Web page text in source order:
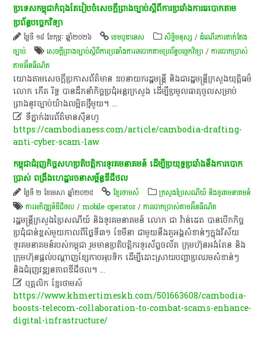
ប្រទេសកម្ពុជាកំពុងតែរៀបចំ​សេចក្ដីព្រាងច្បាប់ស្ដីពីការប្រឆាំងការឆបោកតាម
ប្រព័ន្ធបច្ចេកវិទ្យា
ថ្ងៃទី ១៨ ខែកុម្ភៈ ឆ្នាំ២០២៦ ខេមបូឌានេស សិទ្ធិមនុស្ស /ដំណើរការតាក់តែង
ច្បាប់
សេចក្ដីព្រាងច្បាប់ស្ដីពីការប្រឆាំងការឆបោកតាមប្រព័ន្ធបច្ចេកវិទ្យា /ការបោកប្រាស់
តាមអ៊ីនធឺណិត
យោងតាមសេចក្តីប្រកាសព័ត៌មាន ឧបនាយករដ្ឋមន្ត្រី និងជារដ្ឋមន្ត្រីក្រសួងយុត្តិធម៌
លោក កើត រិទ្ធ បានដឹកនាំកិច្ចប្រជុំអន្តរក្រសួង ដើម្បីប្រមូលធាតុចូលសម្រាប់
ព្រាងនូវច្បាប់យ៉ាងលម្អិតថ្មីមួយ។...
 ​ទីភ្នាក់ងារ​ព័ត៌មាន​ស៊ី​ន​ហួ
https://cambodianess.com/article/cambodia-drafting-
anti-cyber-scam-law
កម្ពុជា​ជំរុញ​កិច្ច​សហប្រតិបត្តិការ​ទូរគមនាគមន៍​ ដើម្បី​ប្រយុទ្ធ​ប្រឆាំង​នឹង​ការ​បោក
ប្រាស់​ ពង្រឹង​ហេដ្ឋារចនាសម្ព័ន្ធ​ឌី​ជី​ថ​ល​
ថ្ងៃទី ២ ខែមេសា ឆ្នាំ២០២៥ ខ្មែរថាមស៍
ក្រសួងប្រៃសណីយ៍ និងទូរគមនាគមន៍
ការអភិវឌ្ឍន៍ឌីជីថល /mobile operator/ការបោកប្រាស់តាមអ៊ីនធឺណិត
រដ្ឋមន្ត្រីក្រសួងប្រៃសណីយ៍ និងទូរគមនាគមន៍ លោក ជា វ៉ាន់ដេត បានបើកកិច្ច
ប្រជុំជាន់ខ្ពស់មួយកាលពីថ្ងៃទី៣១ ខែមីនា ជាមួយនឹងតួអង្គសំខាន់ៗក្នុងវិស័យ
ទូរគមនាគមន៍របស់កម្ពុជា រួមមានប្រតិបត្តិករទូរស័ព្ទចល័ត ក្រុមហ៊ុនអង់តែន និង
ក្រុមហ៊ុនផ្តល់បណ្តាញខ្សែកាបអុបទិក ដើម្បីដោះស្រាយបញ្ហាប្រឈមសំខាន់ៗ
និងជំរុញវឌ្ឍនភាពឌីជីថល។...
 បុគ្គលិក​ ខ្មែរ​ថា​ម​ស៍​
https://www.khmertimeskh.com/501663608/cambodia-
boosts-telecom-collaboration-to-combat-scams-enhance-
digital-infrastructure/